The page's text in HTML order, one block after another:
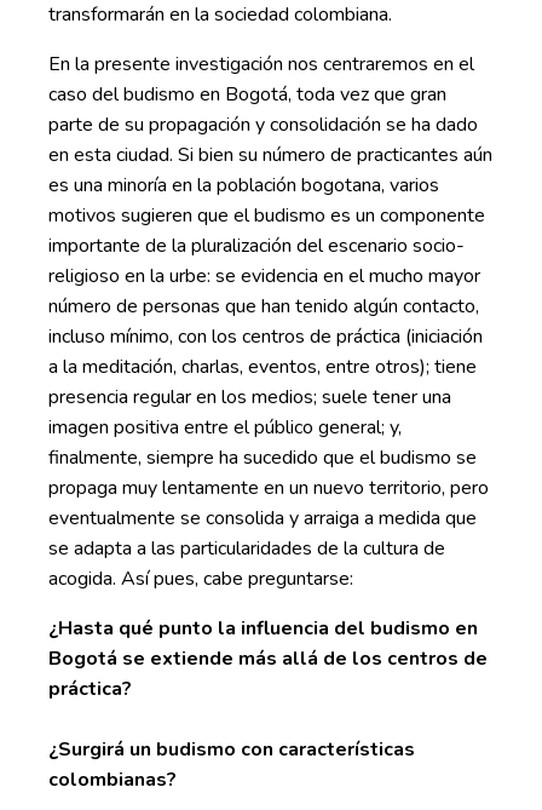
transformarán en la sociedad colombiana.
En la presente investigación nos centraremos en el
caso del budismo en Bogotá, toda vez que gran
parte de su propagación y consolidación se ha dado
en esta ciudad. Si bien su número de practicantes aún
es una minoría en la población bogotana, varios
motivos sugieren que el budismo es un componente
importante de la pluralización del escenario socio-
religioso en la urbe: se evidencia en el mucho mayor
número de personas que han tenido algún contacto,
incluso mínimo, con los centros de práctica (iniciación
a la meditación, charlas, eventos, entre otros); tiene
presencia regular en los medios; suele tener una
imagen positiva entre el público general; y,
finalmente, siempre ha sucedido que el budismo se
propaga muy lentamente en un nuevo territorio, pero
eventualmente se consolida y arraiga a medida que
se adapta a las particularidades de la cultura de
acogida. Así pues, cabe preguntarse:
¿Hasta qué punto la influencia del budismo en
Bogotá se extiende más allá de los centros de
práctica?
¿Surgirá un budismo con características
colombianas?